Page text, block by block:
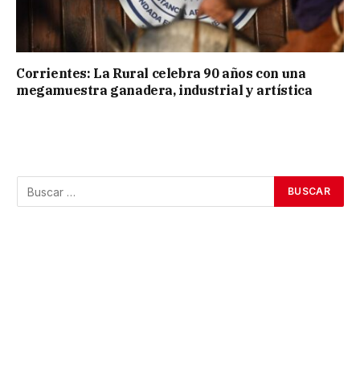
Corrientes: La Rural celebra 90 años con una
megamuestra ganadera, industrial y artística